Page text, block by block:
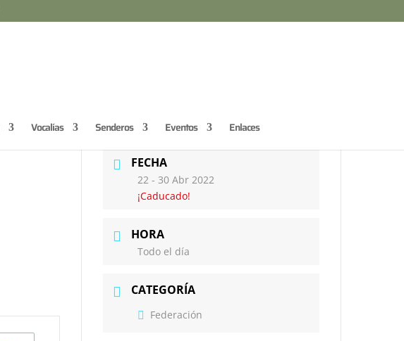
Vocalías Senderos Eventos Enlaces
FECHA
22 - 30 Abr 2022
¡Caducado!
HORA
Todo el día
CATEGORÍA
Federación